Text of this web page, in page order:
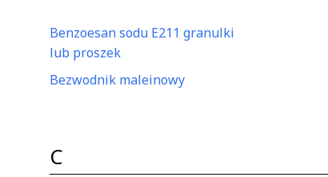
Benzoesan sodu E211 granulki
lub proszek
Bezwodnik maleinowy
C